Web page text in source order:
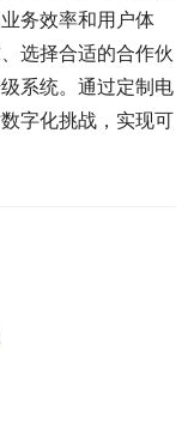
务效率和用户体
选择合适的合作伙
系统。通过定制电
字化挑战，实现可